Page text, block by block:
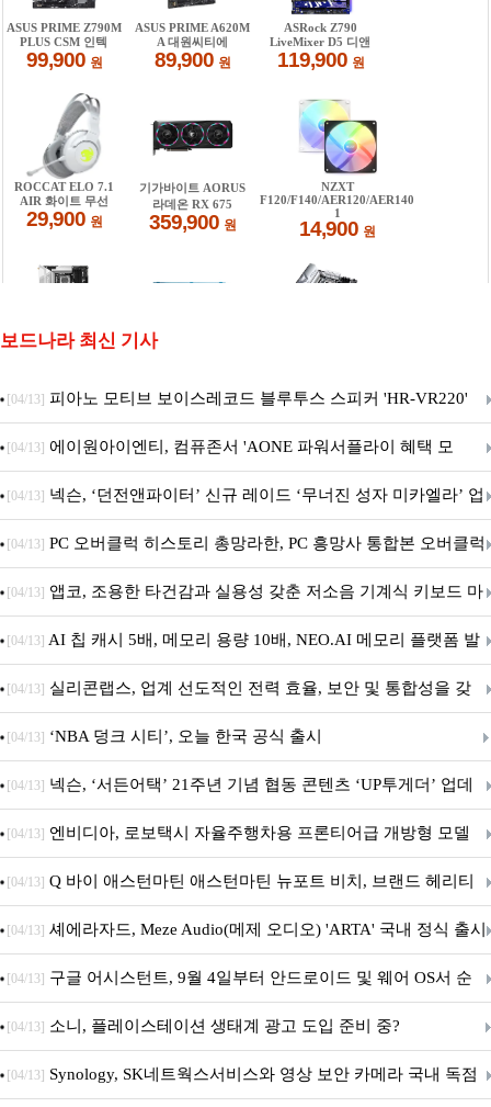
보드나라 최신 기사
[04/13] 피아노 모티브 보이스레코드 블루투스 스피커 'HR-VR220'
출시
[04/13] 에이원아이엔티, 컴퓨존서 'AONE 파워서플라이 혜택 모
음.ZIP' 이벤트 진행
[04/13] 넥슨, ‘던전앤파이터’ 신규 레이드 ‘무너진 성자 미카엘라’ 업
데이트!
[04/13] PC 오버클럭 히스토리 총망라한, PC 흥망사 통합본 오버클럭
특집(1-4편)
[04/13] 앱코, 조용한 타건감과 실용성 갖춘 저소음 기계식 키보드 마
우스 세트 'KM580' 출시
[04/13] AI 칩 캐시 5배, 메모리 용량 10배, NEO.AI 메모리 플랫폼 발
표
[04/13] 실리콘랩스, 업계 선도적인 전력 효율, 보안 및 통합성을 갖
춘 초저전력 블루투스 LE SoC ‘BG2B’ 공개
[04/13] ‘NBA 덩크 시티’, 오늘 한국 공식 출시
[04/13] 넥슨, ‘서든어택’ 21주년 기념 협동 콘텐츠 ‘UP투게더’ 업데
이트
[04/13] 엔비디아, 로보택시 자율주행차용 프론티어급 개방형 모델
‘알파마요 2 슈퍼’ 상업적 이용 가능
[04/13] Q 바이 애스턴마틴 애스턴마틴 뉴포트 비치, 브랜드 헤리티
지 담은 ‘헤리티지 에디션 컬렉션’ 공개
[04/13] 셰에라자드, Meze Audio(메제 오디오) 'ARTA' 국내 정식 출시
[04/13] 구글 어시스턴트, 9월 4일부터 안드로이드 및 웨어 OS서 순
차 서비스 종료
[04/13] 소니, 플레이스테이션 생태계 광고 도입 준비 중?
[04/13] Synology, SK네트웍스서비스와 영상 보안 카메라 국내 독점